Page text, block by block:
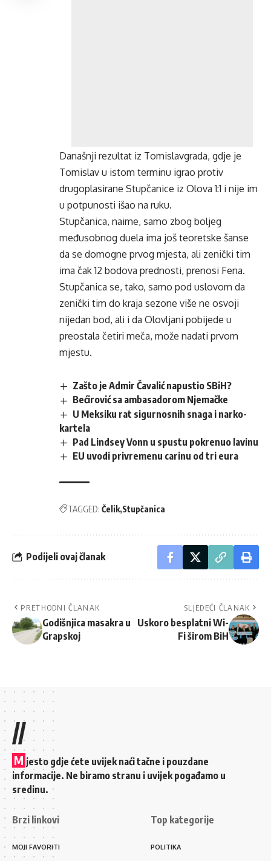
Današnji rezultat iz Tomislavgrada, gdje je
Tomislav u istom terminu igrao protiv
drugoplasirane Stupčanice iz Olova 1:1 i nije im
u potpunosti išao na ruku.
Stupčanica, naime, samo zbog boljeg
međusobnog duela ima još teoretske šanse
da se domogne prvog mjesta, ali zenički tim
ima čak 12 bodova prednosti, prenosi Fena.
Stupčanica se, tako, samo pod uslovom da
zenički tim do kraja sezone više ne osvoji
nijedan bod, ali i da Olovljani pobijede u
preostala četiri meča, može nadati prvom
mjestu.
Zašto je Admir Čavalić napustio SBiH?
Bećirović sa ambasadorom Njemačke
U Meksiku rat sigurnosnih snaga i narko-
kartela
Pad Lindsey Vonn u spustu pokrenuo lavinu
EU uvodi privremenu carinu od tri eura
TAGGED: Čelik Stupčanica
Podijeli ovaj članak
PRETHODNI ČLANAK
Godišnjica masakra u
Grapskoj
SLJEDEĆI ČLANAK
Uskoro besplatni Wi-
Fi širom BiH
//
M jesto gdje ćete uvijek naći tačne i pouzdane
informacije. Ne biramo stranu i uvijek pogađamo u
sredinu.
Brzi linkovi
MOJI FAVORITI
Top kategorije
POLITIKA